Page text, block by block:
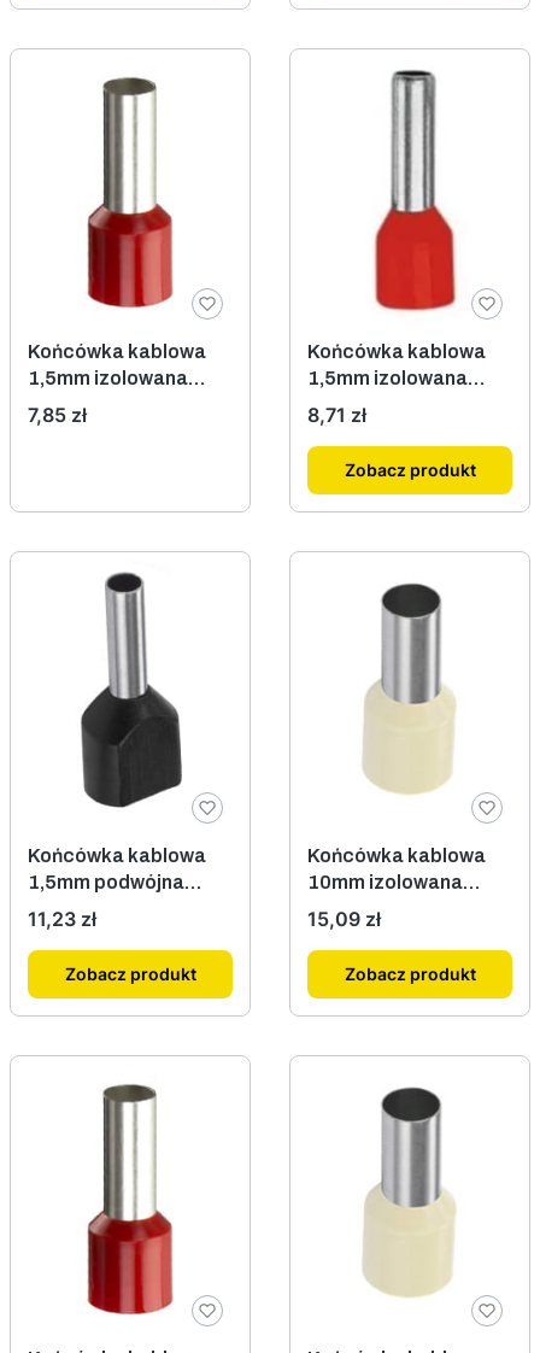
Końcówka kablowa
1,5mm izolowana
czerwona 100szt.
Cena
7,85 zł
Końcówka kablowa
1,5mm izolowana
czerwona 100szt.
Cena
8,71 zł
Zobacz produkt
Końcówka kablowa
1,5mm podwójna
izolowana czarna
100szt.
Cena
11,23 zł
Zobacz produkt
Końcówka kablowa
10mm izolowana
100szt.
Cena
15,09 zł
Zobacz produkt